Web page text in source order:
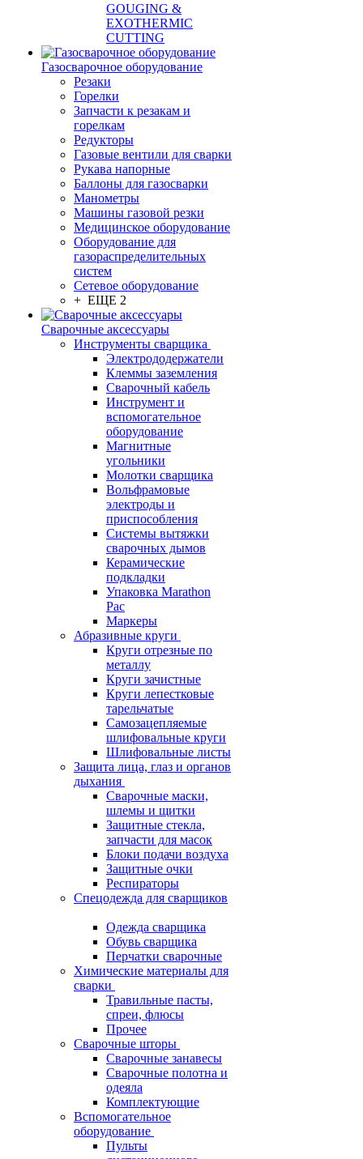
GOUGING &
EXOTHERMIC
CUTTING
Газосварочное оборудование
Резаки
Горелки
Запчасти к резакам и
горелкам
Редукторы
Газовые вентили для сварки
Рукава напорные
Баллоны для газосварки
Манометры
Машины газовой резки
Медицинское оборудование
Оборудование для
газораспределительных
систем
Сетевое оборудование
+ ЕЩЕ 2
Сварочные аксессуары
Инструменты сварщика
Электрододержатели
Клеммы заземления
Сварочный кабель
Инструмент и
вспомогательное
оборудование
Магнитные
угольники
Молотки сварщика
Вольфрамовые
электроды и
приспособления
Системы вытяжки
сварочных дымов
Керамические
подкладки
Упаковка Marathon
Pac
Маркеры
Абразивные круги
Круги отрезные по
металлу
Круги зачистные
Круги лепестковые
тарельчатые
Самозацепляемые
шлифовальные круги
Шлифовальные листы
Защита лица, глаз и органов
дыхания
Сварочные маски,
шлемы и щитки
Защитные стекла,
запчасти для масок
Блоки подачи воздуха
Защитные очки
Респираторы
Спецодежда для сварщиков
Одежда сварщика
Обувь сварщика
Перчатки сварочные
Химические материалы для
сварки
Травильные пасты,
спреи, флюсы
Прочее
Сварочные шторы
Сварочные занавесы
Сварочные полотна и
одеяла
Комплектующие
Вспомогательное
оборудование
Пульты